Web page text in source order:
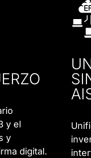
y el
y
digital.